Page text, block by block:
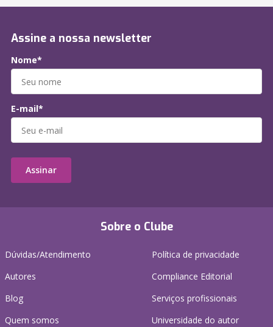
Sobre o Clube
Dúvidas/Atendimento
Autores
Blog
Quem somos
Política de privacidade
Compliance Editorial
Serviços profissionais
Universidade do autor
Assine a nossa newsletter
Nome*
E-mail*
Assinar